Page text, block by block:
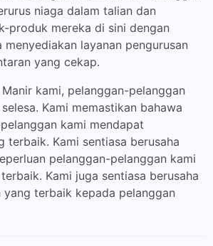
niaga dalam talian dan
produk mereka di sini dengan
menyediakan layanan pengurusan
yang cekap.
kami, pelanggan-pelanggan
Kami memastikan bahawa
kami mendapat
terbaik. Kami sentiasa berusaha
pelanggan-pelanggan kami
Kami juga sentiasa berusaha
yang terbaik kepada pelanggan